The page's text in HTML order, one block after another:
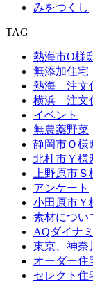
みをつくし
TAG
熱海市O様
無添加住
熱海 注文
横浜 注文
イベント
無農薬野菜
静岡市Ｏ様
北杜市Ｙ様
上野原市Ｓ
アンケート
小田原市Ｙ
素材につい
AQダイナ
東京、神奈
オーダー住
セレクト住